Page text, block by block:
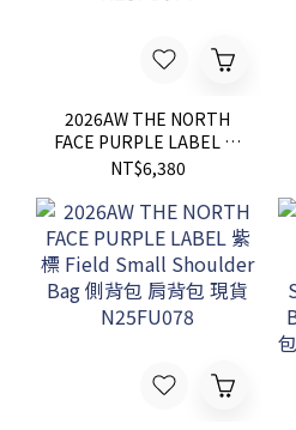
2026AW THE NORTH
FACE PURPLE LABEL 紫
標 Field Day Pack 旅行
N25FU074
NT$6,380